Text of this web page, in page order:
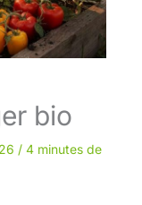
bio
/ 4 minutes de